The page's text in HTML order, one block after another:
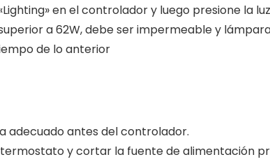
en el controlador y luego presione la
a 62W, debe ser impermeable y
de lo anterior
adecuado antes del controlador.
y cortar la fuente de alimentación